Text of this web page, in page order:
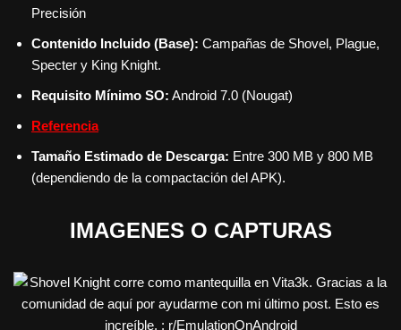
Precisión
Contenido Incluido (Base): Campañas de Shovel, Plague,
Specter y King Knight.
Requisito Mínimo SO: Android 7.0 (Nougat)
Referencia
Tamaño Estimado de Descarga: Entre 300 MB y 800 MB
(dependiendo de la compactación del APK).
IMAGENES O CAPTURAS